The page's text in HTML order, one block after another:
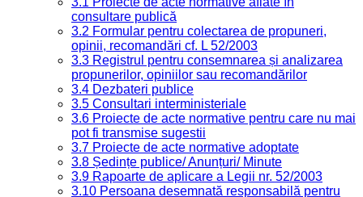
consultare publică
3.2 Formular pentru colectarea de propuneri,
opinii, recomandări cf. L 52/2003
3.3 Registrul pentru consemnarea și analizarea
propunerilor, opiniilor sau recomandărilor
3.4 Dezbateri publice
3.5 Consultari interministeriale
3.6 Proiecte de acte normative pentru care nu mai
pot fi transmise sugestii
3.7 Proiecte de acte normative adoptate
3.8 Ședințe publice/ Anunțuri/ Minute
3.9 Rapoarte de aplicare a Legii nr. 52/2003
3.10 Persoana desemnată responsabilă pentru